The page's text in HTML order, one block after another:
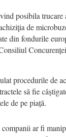
posibila
de
din fondurile
procedurile de
să fie
de pe piață.
ar fi